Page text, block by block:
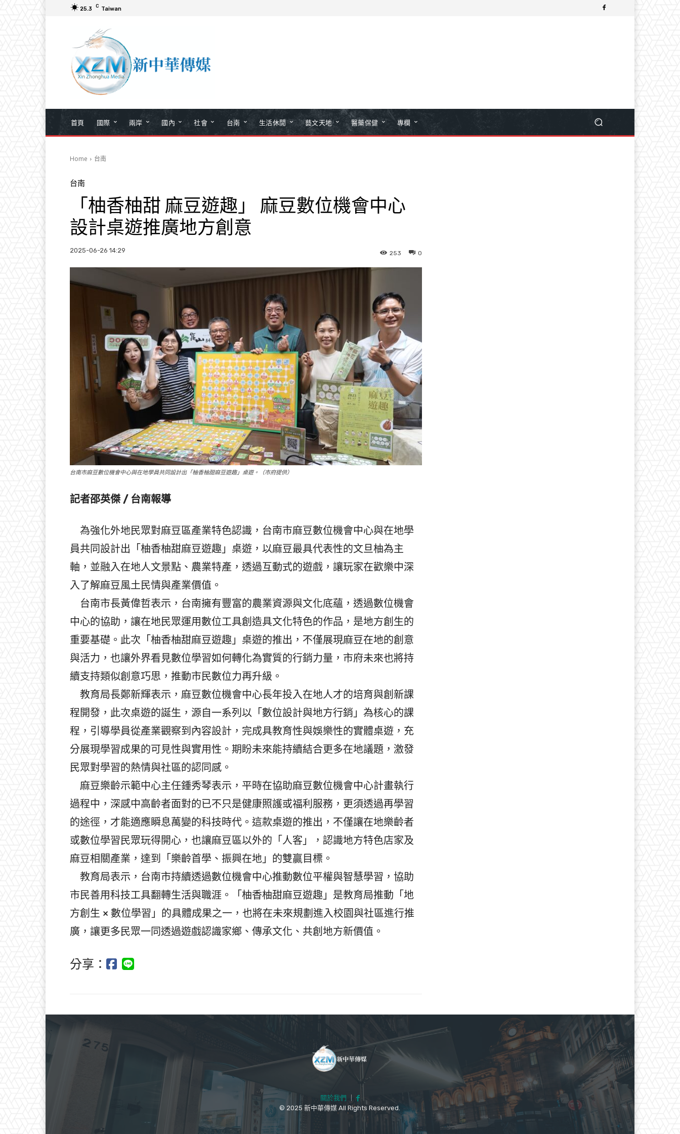
25.3 C Taiwan
首頁 國際 兩岸 國內 社會 台南 生活休閒 藝文天地 醫藥保健 專欄
Home 台南
台南
「柚香柚甜 麻豆遊趣」 麻豆數位機會中心
設計桌遊推廣地方創意
2025-06-26 14:29 0
253
台南市麻豆數位機會中心與在地學員共同設計出「柚香柚甜麻豆遊趣」桌遊。（市府提供）
記者邵英傑 / 台南報導
為強化外地民眾對麻豆區產業特色認識，台南市麻豆數位機會中心與在地學
員共同設計出「柚香柚甜麻豆遊趣」桌遊，以麻豆最具代表性的文旦柚為主
軸，並融入在地人文景點、農業特產，透過互動式的遊戲，讓玩家在歡樂中深
入了解麻豆風土民情與產業價值。
台南市長黃偉哲表示，台南擁有豐富的農業資源與文化底蘊，透過數位機會
中心的協助，讓在地民眾運用數位工具創造具文化特色的作品，是地方創生的
重要基礎。此次「柚香柚甜麻豆遊趣」桌遊的推出，不僅展現麻豆在地的創意
與活力，也讓外界看見數位學習如何轉化為實質的行銷力量，市府未來也將持
續支持類似創意巧思，推動市民數位力再升級。
教育局長鄭新輝表示，麻豆數位機會中心長年投入在地人才的培育與創新課
程開發，此次桌遊的誕生，源自一系列以「數位設計與地方行銷」為核心的課
程，引導學員從產業觀察到內容設計，完成具教育性與娛樂性的實體桌遊，充
分展現學習成果的可見性與實用性。期盼未來能持續結合更多在地議題，激發
民眾對學習的熱情與社區的認同感。
麻豆樂齡示範中心主任鍾秀琴表示，平時在協助麻豆數位機會中心計畫執行
過程中，深感中高齡者面對的已不只是健康照護或福利服務，更須透過再學習
的途徑，才能適應瞬息萬變的科技時代。這款桌遊的推出，不僅讓在地樂齡者
或數位學習民眾玩得開心，也讓麻豆區以外的「人客」，認識地方特色店家及
麻豆相關產業，達到「樂齡首學、振興在地」的雙贏目標。
教育局表示，台南市持續透過數位機會中心推動數位平權與智慧學習，協助
市民善用科技工具翻轉生活與職涯。「柚香柚甜麻豆遊趣」是教育局推動「地
方創生 × 數位學習」的具體成果之一，也將在未來規劃進入校園與社區進行推
廣，讓更多民眾一同透過遊戲認識家鄉、傳承文化、共創地方新價值。
分享：
關於我們
© 2025 新中華傳媒 All Rights Reserved.